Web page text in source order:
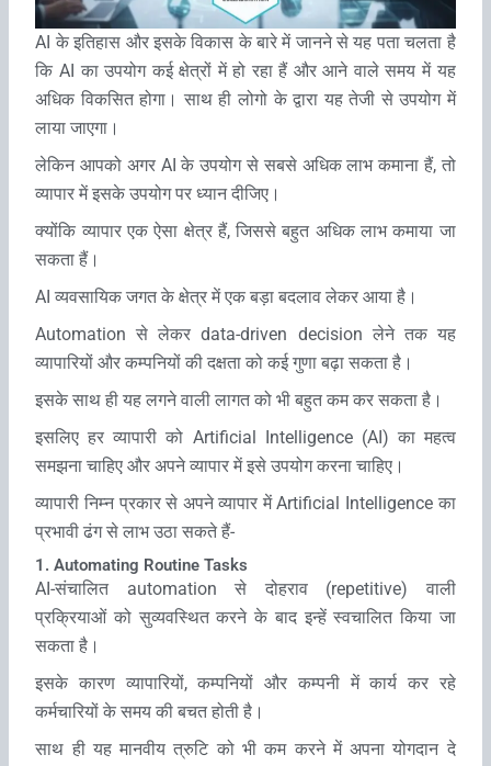
AI के इतिहास और इसके विकास के बारे में जानने से यह पता चलता है
कि AI का उपयोग कई क्षेत्रों में हो रहा हैं और आने वाले समय में यह
अधिक विकसित होगा। साथ ही लोगो के द्वारा यह तेजी से उपयोग में
लाया जाएगा।
लेकिन आपको अगर AI के उपयोग से सबसे अधिक लाभ कमाना हैं, तो
व्‍यापार में इसके उपयोग पर ध्‍यान दीजिए।
क्‍योंकि व्‍यापार एक ऐसा क्षेत्र हैं, जिससे बहुत अधिक लाभ कमाया जा
सकता हैं।
AI व्‍यवसायिक जगत के क्षेत्र में एक बड़ा बदलाव लेकर आया है।
Automation से लेकर data-driven decision लेने तक यह
व्‍यापारियों और कम्‍पनियों की दक्षता को कई गुणा बढ़ा सकता है।
इसके साथ ही यह लगने वाली लागत को भी बहुत कम कर सकता है।
इसलिए हर व्‍यापारी को Artificial Intelligence (AI) का महत्‍व
समझना चाहिए और अपने व्‍यापार में इसे उपयोग करना चाहिए।
व्‍यापारी निम्‍न प्रकार से अपने व्‍यापार में Artificial Intelligence का
प्रभावी ढंग से लाभ उठा सकते हैं-
1. Automating Routine Tasks
AI-संचालित automation से दोहराव (repetitive) वाली
प्रक्रियाओं को सुव्‍यवस्थित करने के बाद इन्‍हें स्‍वचालित किया जा
सकता है।
इसके कारण व्‍यापारियों, कम्‍पनियों और कम्‍पनी में कार्य कर रहे
कर्मचारियों के समय की बचत होती है।
साथ ही यह मानवीय त्रुटि को भी कम करने में अपना योगदान दे